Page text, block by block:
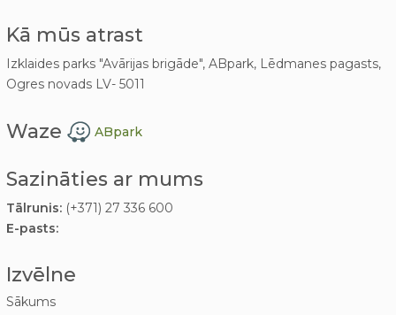
Kā mūs atrast
Izklaides parks "Avārijas brigāde", ABpark, Lēdmanes pagasts,
Ogres novads LV- 5011
Waze ABpark
Sazināties ar mums
Tālrunis:(+371) 27 336 600
E-pasts:
Izvēlne
Sākums